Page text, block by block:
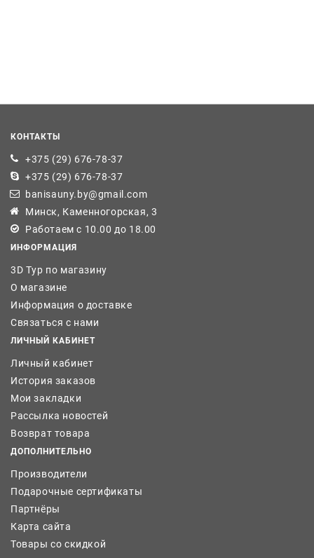
КОНТАКТЫ
+375 (29) 676-78-37
+375 (29) 676-78-37
banisauny.by@gmail.com
Минск, Каменногорская, 3
Работаем с 10.00 до 18.00
ИНФОРМАЦИЯ
3D Тур по магазину
О магазине
Информация о доставке
Связаться с нами
ЛИЧНЫЙ КАБИНЕТ
Личный кабинет
История заказов
Мои закладки
Рассылка новостей
Возврат товара
ДОПОЛНИТЕЛЬНО
Производители
Подарочные сертификаты
Партнёры
Карта сайта
Товары со скидкой